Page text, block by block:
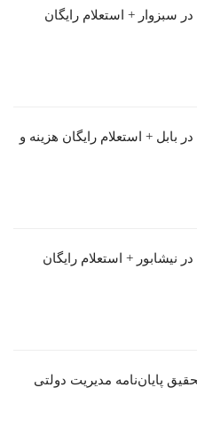
در سبزوار + استعلام رایگان
در بابل + استعلام رایگان هزینه و
در نیشابور + استعلام رایگان
پایان‌نامه مدیریت دولتی